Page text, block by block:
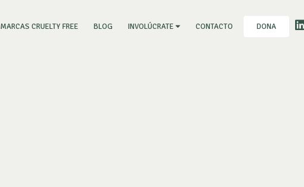
MARCAS CRUELTY FREE BLOG INVOLÚCRATE CONTACTO DONA